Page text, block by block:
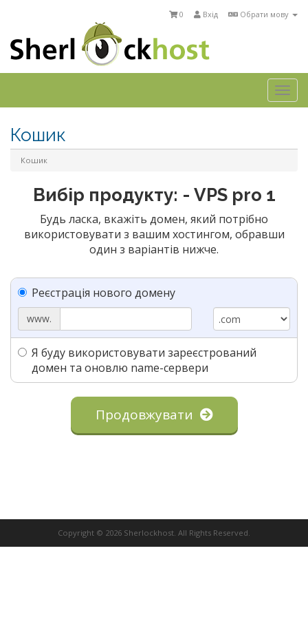
Обрати мову
Вхід
0
Кошик
Кошик
Вибір продукту: - VPS pro 1
Будь ласка, вкажіть домен, який потрібно
використовувати з вашим хостингом, обравши
один з варіантів нижче.
Реєстрація нового домену
www.
Я буду використовувати зареєстрований
домен та оновлю name-сервери
Продовжувати
Copyright © 2026 Sherlockhost. All Rights Reserved.